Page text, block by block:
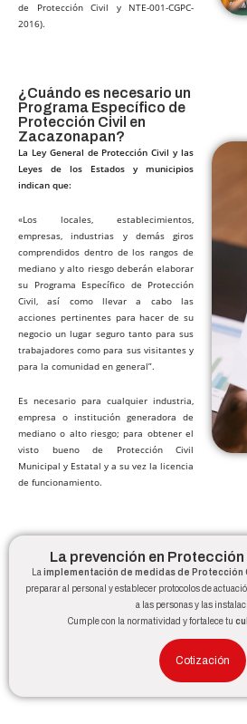
de Protección Civil y NTE-001-CGPC-
2016).
¿Cuándo es necesario un
Programa Específico de
Protección Civil en
Zacazonapan?​
La Ley General de Protección Civil y las
Leyes de los Estados y municipios
indican que:
«Los locales, establecimientos,
empresas, industrias y demás giros
comprendidos dentro de los rangos de
mediano y alto riesgo deberán elaborar
su Programa Específico de Protección
Civil, así como llevar a cabo las
acciones pertinentes para hacer de su
negocio un lugar seguro tanto para sus
trabajadores como para sus visitantes y
para la comunidad en general”.
Es necesario para cualquier industria,
empresa o institución generadora de
mediano o alto riesgo; para obtener el
visto bueno de Protección Civil
Municipal y Estatal y a su vez la licencia
de funcionamiento.
La prevención en
La implementación de medidas de Protección
preparar al personal y establecer protocolos de
a las personas y las
Cumple con la normatividad y fortalece tu
Cotización